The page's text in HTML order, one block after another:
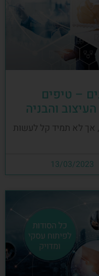
– טיפים
והבניה
אך לא תמיד קל לעשות